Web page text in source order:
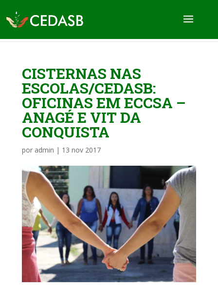
CISTERNAS NAS
ESCOLAS/CEDASB:
OFICINAS EM ECCSA –
ANAGÉ E VIT DA
CONQUISTA
por admin | 13 nov 2017